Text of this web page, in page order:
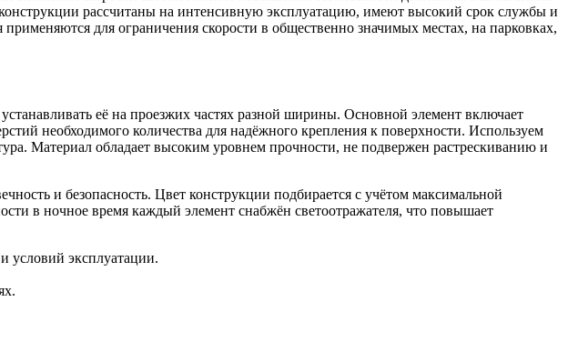
рассчитаны на интенсивную эксплуатацию, имеют высокий срок службы и
для ограничения скорости в общественно значимых местах, на парковках,
её на проезжих частях разной ширины. Основной элемент включает
необходимого количества для надёжного крепления к поверхности. Используем
Материал обладает высоким уровнем прочности, не подвержен растрескиванию и
и безопасность. Цвет конструкции подбирается с учётом максимальной
в ночное время каждый элемент снабжён светоотражателя, что повышает
условий эксплуатации.